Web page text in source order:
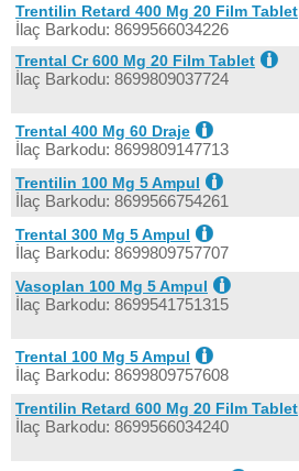
Trentilin Retard 400 Mg 20 Film Tablet
İlaç Barkodu: 8699566034226
Trental Cr 600 Mg 20 Film Tablet
İlaç Barkodu: 8699809037724
Trental 400 Mg 60 Draje
İlaç Barkodu: 8699809147713
Trentilin 100 Mg 5 Ampul
İlaç Barkodu: 8699566754261
Trental 300 Mg 5 Ampul
İlaç Barkodu: 8699809757707
Vasoplan 100 Mg 5 Ampul
İlaç Barkodu: 8699541751315
Trental 100 Mg 5 Ampul
İlaç Barkodu: 8699809757608
Trentilin Retard 600 Mg 20 Film Tablet
İlaç Barkodu: 8699566034240